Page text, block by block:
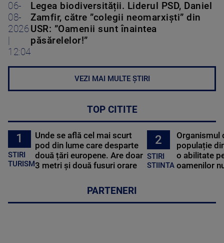
06-
08-
2026
12:04
Legea biodiversității. Liderul PSD, Daniel
Zamfir, către ”colegii neomarxiști” din
USR: ”Oamenii sunt înaintea
păsărelelor!”
VEZI MAI MULTE ȘTIRI
TOP CITITE
1
STIRI
TURISM
Unde se află cel mai scurt
pod din lume care desparte
două țări europene. Are doar
3 metri și două fusuri orare
2
STIRI
STIINTA
Organismul
populație
o abilitate
oamenilor
PARTENERI